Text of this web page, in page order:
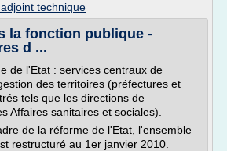
technique
la fonction publique -
d ...
de l'Etat : services centraux de
des territoires (préfectures et
tels que les directions de
Affaires sanitaires et sociales).
de la réforme de l'Etat, l'ensemble
restructuré au 1er janvier 2010.